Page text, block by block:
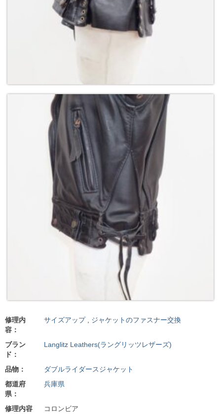
修理内
容：
サイズアップ, ジャケットのファスナー交換
ブラン
ド：
Langlitz Leathers(ラングリッツレザーズ)
品物：
ダブルライダースジャケット
都道府
県：
兵庫県
修理内容
コロンビア